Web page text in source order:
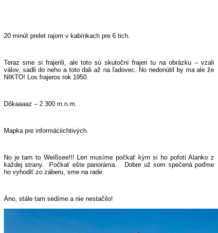
20 minút prelet rajom v kabínkach pre 6 tich.
Teraz sme si frajerili, ale toto sú skutoční frajeri tu na obrázku – vzali
válov, sadli do neho a toto dali až na ľadovec. No nedonútil by ma ale že
NIKTO! Los frajeros rok 1950.
Dôkaaaaz – 2 300 m.n.m.
Mapka pre informáciichtivých.
No je tam to Weißsee!!! Len musíme počkať kým si ho pofotí Alanko z
každej strany.
Počkať ešte panoráma.
Dobre už som spečená poďme
ho vyhodiť zo záberu, sme na rade.
Áno, stále tam sedíme a nie nestačilo!